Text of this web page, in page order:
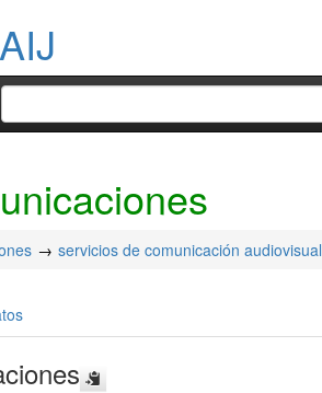
servicios de comunicación audiovisual